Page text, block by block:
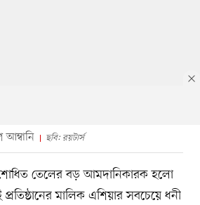
আম্বানি ছবি: রয়টার্স
তেলের বড় আমদানিকারক হলো
প্রতিষ্ঠানের মালিক এশিয়ার সবচেয়ে ধনী